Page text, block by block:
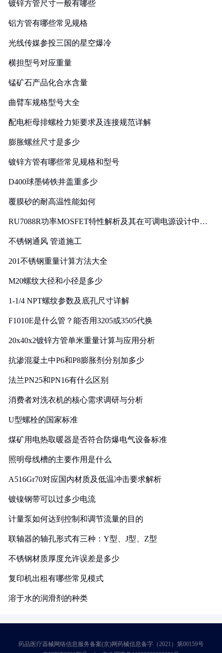
镀锌方管尺寸一般有哪些
铝方管有哪些常见规格
光线传媒参投三国的星空爆冷
横担型号对应重量
锰矿石产品化合水含量
曲臂车规格型号大全
配电柜母排螺栓力矩要求及连接规范详解
膨胀螺丝尺寸是多少
镀锌方管有哪些常见规格和型号
D400球墨铸铁井盖重多少
覆膜砂的耐高温性能如何
RU7088R功率MOSFET特性解析及其在可调电源设计中的
不锈钢通风 管道施工
201不锈钢重量计算方法大全
M20螺纹大径和小径是多少
1-1/4 NPT螺纹参数及底孔尺寸详解
F1010E是什么管？能否用3205或3505代换
20x40x2镀锌方管单米重量计算与应用分析
抗渗混凝土中P6和P8膨胀剂分别加多少
法兰PN25和PN16有什么区别
消费者对洗衣机的核心需求调研与分析
U型螺栓的国家标准
煤矿用电热取暖器是否符合防爆电气设备标准
照明母线槽的主要作用是什么
A516Gr70对应国内材质及低温冲击要求解析
镀镍钢带可以过多少电流
计量泵如何达到控制和调节流量的目的
联轴器的轴孔形式有三种：Y型、J型、Z型
不锈钢材质厚度允许误差是多少
复印机出租有哪些常见模式
溶于水的润滑剂的种类
药品医疗器械网络信息服务备案(京)网药械信息备字（2021）第00159号